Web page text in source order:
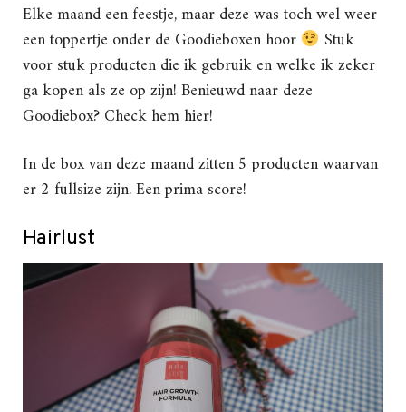
Elke maand een feestje, maar deze was toch wel weer
een toppertje onder de Goodieboxen hoor
Stuk
voor stuk producten die ik gebruik en welke ik zeker
ga kopen als ze op zijn! Benieuwd naar deze
Goodiebox? Check hem hier!
In de box van deze maand zitten 5 producten waarvan
er 2 fullsize zijn. Een prima score!
Hairlust